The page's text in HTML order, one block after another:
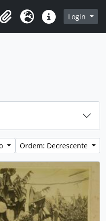
na página de navegação
Clipboard
Idioma Atalhos Login
Ordem: Decrescente